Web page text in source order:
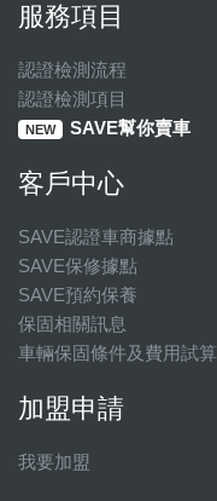
服務項目
認證檢測流程
認證檢測項目
NEW SAVE幫你賣車
客戶中心
SAVE認證車商據點
SAVE保修據點
SAVE預約保養
保固相關訊息
車輛保固條件及費用試算
加盟申請
我要加盟